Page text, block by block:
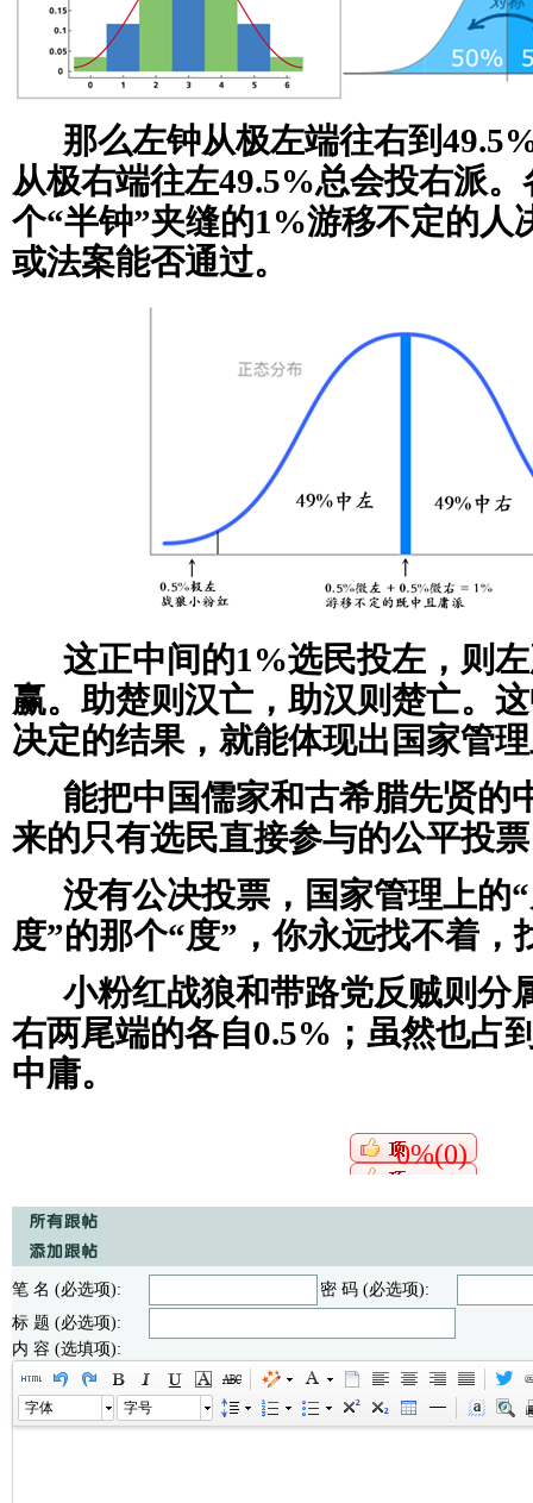
那么左钟从极左端往右到
从极右端往左49.5%总会投右派
个“半钟”夹缝的1%游移不定的人
或法案能否通过。
这正中间的1%选民投左，则
赢。助楚则汉亡，助汉则楚亡。
决定的结果，就能体现出国家管
能把中国儒家和古希腊先贤的
来的只有选民直接参与的公平投
没有公决投票，国家管理上的
度”的那个“度”，你永远找不着，
小粉红战狼和带路党反贼则分
右两尾端的各自0.5%；虽然也占
中庸。
0%(0)
笔 名 (必选项):
密 码 (必选项):
标 题 (必选项):
内 容 (选填项):
字体 字号